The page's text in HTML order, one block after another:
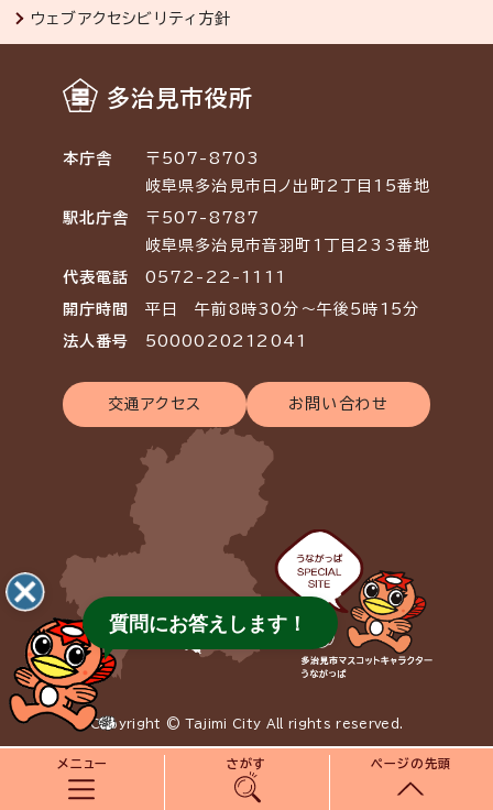
メニュー さがす ページの先頭
ウェブアクセシビリティ方針
多治見市役所
本庁舎
〒507-8703
岐阜県多治見市日ノ出町2丁目15番地
駅北庁舎
〒507-8787
岐阜県多治見市音羽町1丁目233番地
代表電話 0572-22-1111
開庁時間 平日 午前8時30分～午後5時15分
法人番号 5000020212041
交通アクセス お問い合わせ
Copyright © Tajimi City All rights reserved.
質問にお答えします！